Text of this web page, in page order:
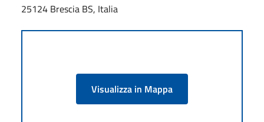
25124 Brescia BS, Italia
Visualizza in Mappa